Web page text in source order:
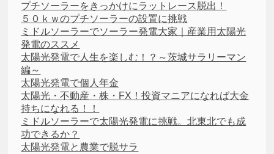
プチソーラーをきっかけにラットレース脱出！
５０ｋｗのプチソーラーの設置に挑戦
ミドルソーラーでソーラー発電大家｜産業用太陽光
発電のススメ
太陽光発電で人生を楽しむ！？～茨城サラリーマン
編～
太陽光発電で個人年金
太陽光・不動産・株・FX！投資マニアになれば大金
持ちになれる！！
ミドルソーラーで太陽光発電に挑戦。北東北でも成
功できるか？
太陽光発電と農業で脱サラ